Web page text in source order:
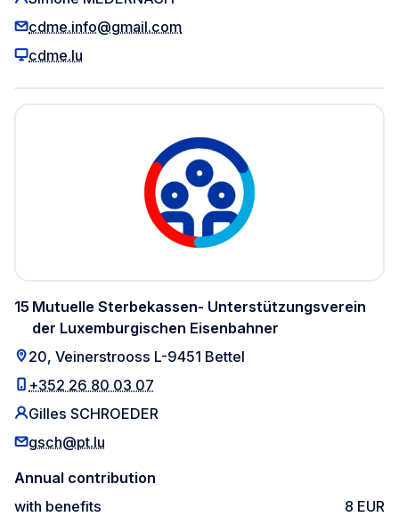
cdme.info@gmail.com
cdme.lu
Mutuelle Sterbekassen- Unterstützungsverein
der Luxemburgischen Eisenbahner
15
20, Veinerstrooss L-9451 Bettel
+352 26 80 03 07
Gilles SCHROEDER
gsch@pt.lu
Annual contribution
with benefits
8 EUR